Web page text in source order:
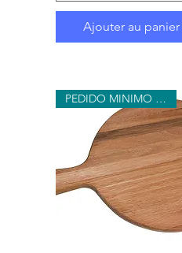
Ajouter au panier
PEDIDO MINIMO 10 UNIDADES